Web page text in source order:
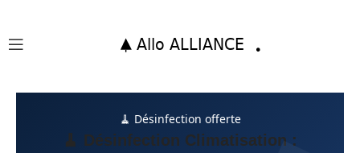
🧹 Désinfection offerte
🧹 Désinfection Climatisation :